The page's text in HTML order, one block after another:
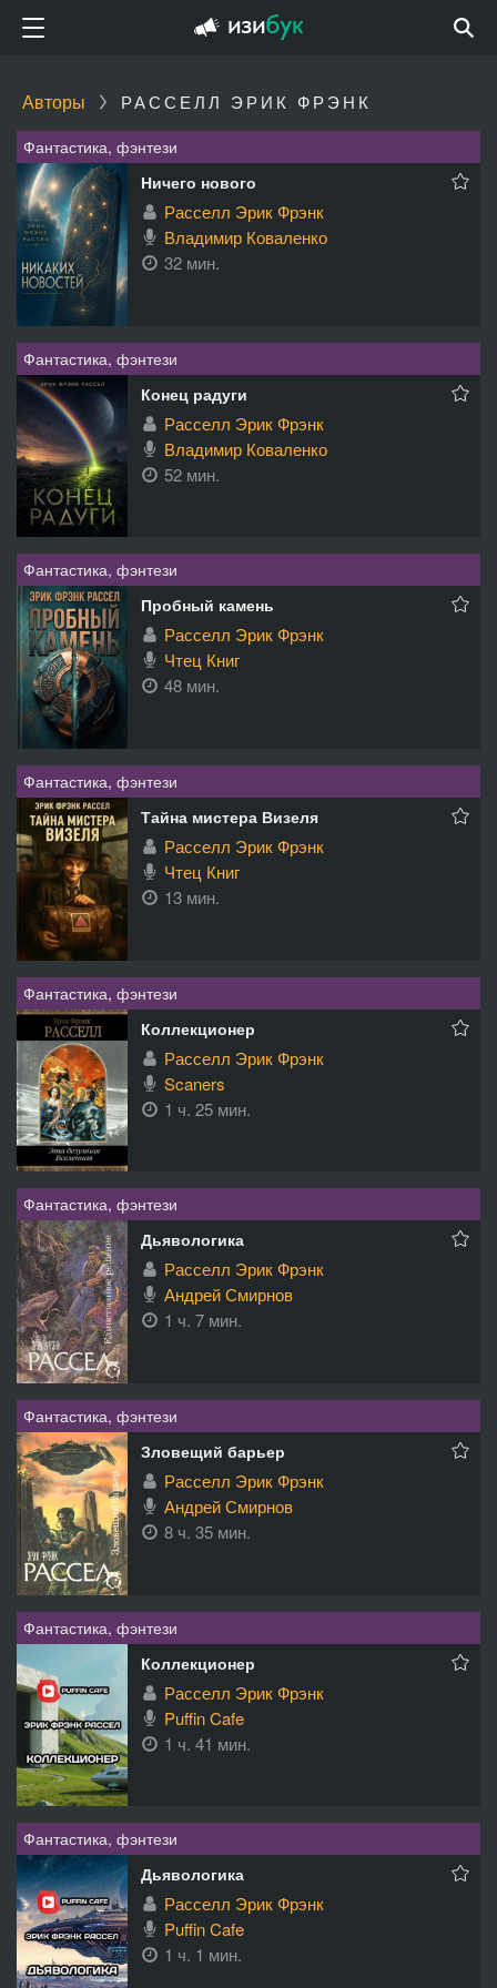
Авторы РАССЕЛЛ ЭРИК ФРЭНК
Фантастика, фэнтези
Ничего нового
Расселл Эрик Фрэнк
Владимир Коваленко
32 мин.
Фантастика, фэнтези
Конец радуги
Расселл Эрик Фрэнк
Владимир Коваленко
52 мин.
Фантастика, фэнтези
Пробный камень
Расселл Эрик Фрэнк
Чтец Книг
48 мин.
Фантастика, фэнтези
Тайна мистера Визеля
Расселл Эрик Фрэнк
Чтец Книг
13 мин.
Фантастика, фэнтези
Коллекционер
Расселл Эрик Фрэнк
Scaners
1 ч. 25 мин.
Фантастика, фэнтези
Дьявологика
Расселл Эрик Фрэнк
Андрей Смирнов
1 ч. 7 мин.
Фантастика, фэнтези
Зловещий барьер
Расселл Эрик Фрэнк
Андрей Смирнов
8 ч. 35 мин.
Фантастика, фэнтези
Коллекционер
Расселл Эрик Фрэнк
Puffin Cafe
1 ч. 41 мин.
Фантастика, фэнтези
Дьявологика
Расселл Эрик Фрэнк
Puffin Cafe
1 ч. 1 мин.